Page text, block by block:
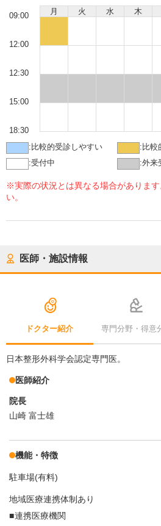
月 火 水 木
09:00
12:00
12:30
15:00
18:30
: 比較的受診しやすい : 比較
:受付中 :外来
※実際の状況とは異なる場合がありま
い。
医師・施設情報
ドクター紹介 専門分野・得意
日本整形外科学会認定専門医。
医師紹介
院長
山崎 富士雄
機能・特徴
駐車場(有料)
地域医療連携体制あり
連携医療機関